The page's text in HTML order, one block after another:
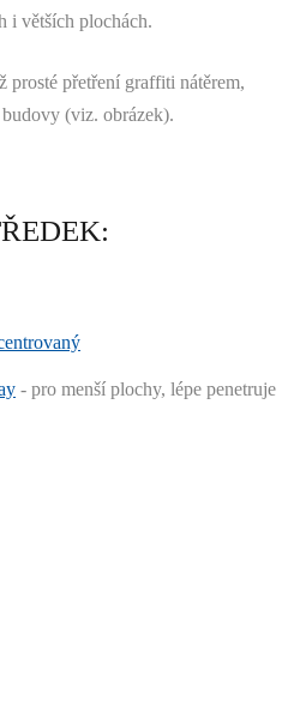
i větších plochách.
prosté přetření graffiti nátěrem,
(viz. obrázek).
- pro menší plochy, lépe penetruje